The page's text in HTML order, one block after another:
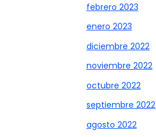
febrero 2023
enero 2023
diciembre 2022
noviembre 2022
octubre 2022
septiembre 2022
agosto 2022